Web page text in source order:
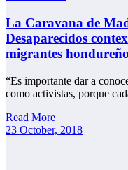
La Caravana de
Desaparecidos
migrantes
“Es importante dar a
como activistas, porque
Read More
23 October, 2018